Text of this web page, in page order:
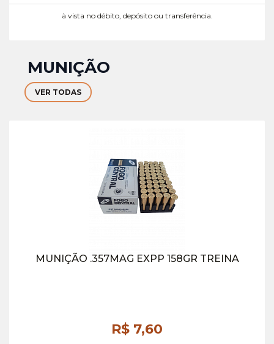
à vista no débito, depósito ou transferência.
MUNIÇÃO
VER TODAS
MUNIÇÃO .357MAG EXPP 158GR TREINA
R$ 7,60